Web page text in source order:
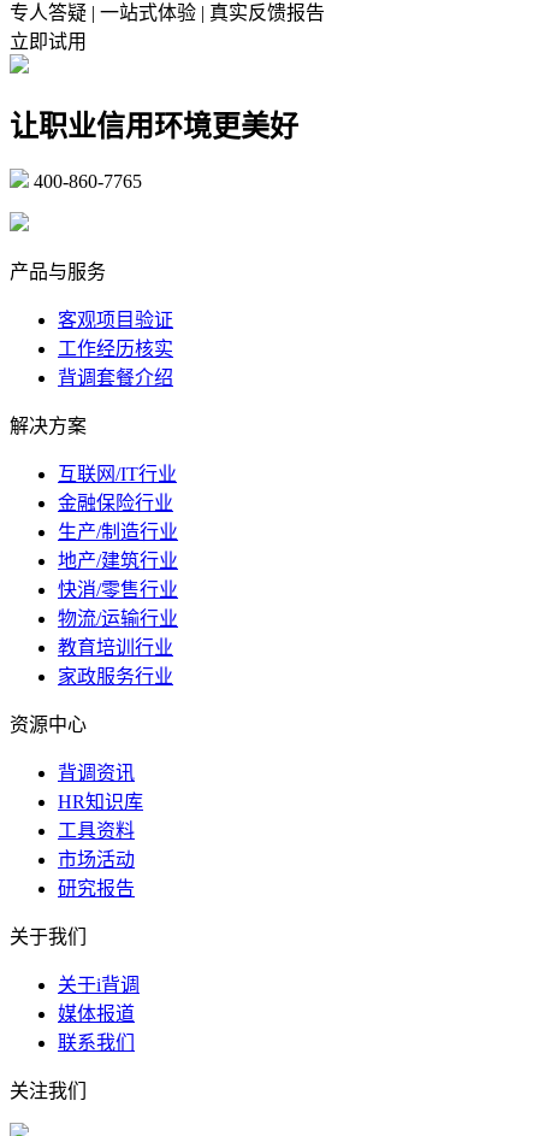
专人答疑 | 一站式体验 | 真实反馈报告
立即试用
让职业信用环境更美好
400-860-7765
产品与服务
客观项目验证
工作经历核实
背调套餐介绍
解决方案
互联网/IT行业
金融保险行业
生产/制造行业
地产/建筑行业
快消/零售行业
物流/运输行业
教育培训行业
家政服务行业
资源中心
背调资讯
HR知识库
工具资料
市场活动
研究报告
关于我们
关于i背调
媒体报道
联系我们
关注我们